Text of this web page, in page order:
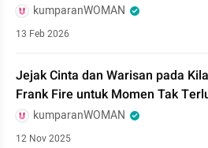
kumparanWOMAN
13 Feb 2026
Jejak Cinta dan Warisan pada
Frank Fire untuk Momen Tak
kumparanWOMAN
12 Nov 2025